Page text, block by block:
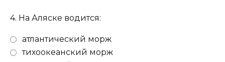
4. На Аляске водится:
атлантический морж
тихоокеанский морж